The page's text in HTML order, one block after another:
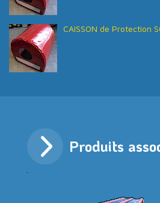
CAISSON de Protection
Produits